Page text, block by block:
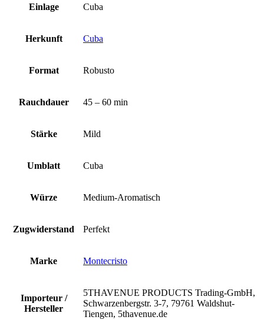
Einlage Cuba
Herkunft Cuba
Format Robusto
Rauchdauer 45 – 60 min
Stärke Mild
Umblatt Cuba
Würze Medium-Aromatisch
Zugwiderstand Perfekt
Marke Montecristo
Importeur /
Hersteller
5THAVENUE PRODUCTS Trading-GmbH,
Schwarzenbergstr. 3-7, 79761 Waldshut-
Tiengen, 5thavenue.de